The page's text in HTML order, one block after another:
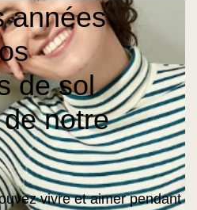
années
de sol
notre
vivre et aimer pendant